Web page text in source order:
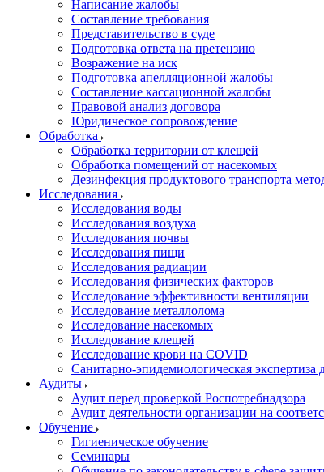
Написание жалобы
Составление требования
Представительство в суде
Подготовка ответа на претензию
Возражение на иск
Подготовка апелляционной жалобы
Составление кассационной жалобы
Правовой анализ договора
Юридическое сопровождение
Обработка
Обработка территории от клещей
Обработка помещений от насекомых
Дезинфекция продуктового транспорта
Исследования
Исследования воды
Исследования воздуха
Исследования почвы
Исследования пищи
Исследования радиации
Исследования физических факторов
Исследование эффективности вентиляции
Исследование металлолома
Исследование насекомых
Исследование клещей
Исследование крови на COVID
Санитарно-эпидемиологическая экспертиза
Аудиты
Аудит перед проверкой Роспотребнадзора
Аудит деятельности организации на
Обучение
Гигиеническое обучение
Семинары